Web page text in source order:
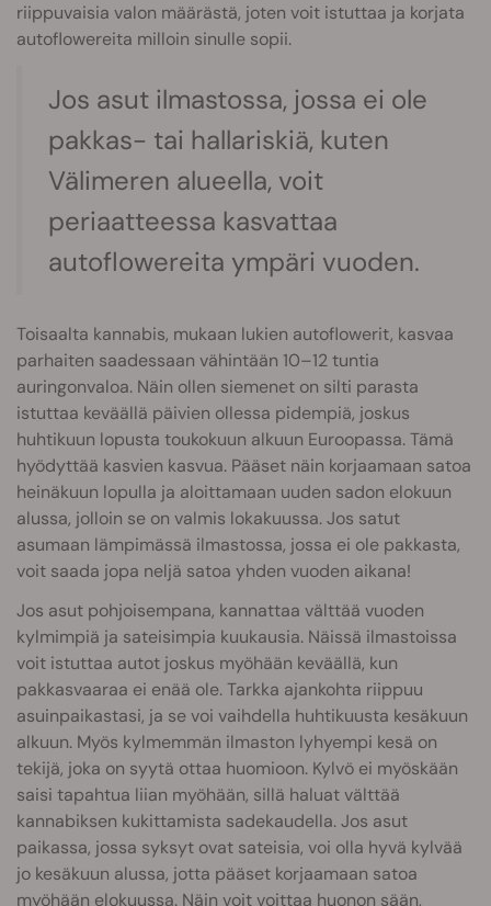
riippuvaisia valon määrästä, joten voit istuttaa ja korjata
autoflowereita milloin sinulle sopii.
Jos asut ilmastossa, jossa ei ole
pakkas- tai hallariskiä, kuten
Välimeren alueella, voit
periaatteessa kasvattaa
autoflowereita ympäri vuoden.
Toisaalta kannabis, mukaan lukien autoflowerit, kasvaa
parhaiten saadessaan vähintään 10–12 tuntia
auringonvaloa. Näin ollen siemenet on silti parasta
istuttaa keväällä päivien ollessa pidempiä, joskus
huhtikuun lopusta toukokuun alkuun Euroopassa. Tämä
hyödyttää kasvien kasvua. Pääset näin korjaamaan satoa
heinäkuun lopulla ja aloittamaan uuden sadon elokuun
alussa, jolloin se on valmis lokakuussa. Jos satut
asumaan lämpimässä ilmastossa, jossa ei ole pakkasta,
voit saada jopa neljä satoa yhden vuoden aikana!
Jos asut pohjoisempana, kannattaa välttää vuoden
kylmimpiä ja sateisimpia kuukausia. Näissä ilmastoissa
voit istuttaa autot joskus myöhään keväällä, kun
pakkasvaaraa ei enää ole. Tarkka ajankohta riippuu
asuinpaikastasi, ja se voi vaihdella huhtikuusta kesäkuun
alkuun. Myös kylmemmän ilmaston lyhyempi kesä on
tekijä, joka on syytä ottaa huomioon. Kylvö ei myöskään
saisi tapahtua liian myöhään, sillä haluat välttää
kannabiksen kukittamista sadekaudella. Jos asut
paikassa, jossa syksyt ovat sateisia, voi olla hyvä kylvää
jo kesäkuun alussa, jotta pääset korjaamaan satoa
myöhään elokuussa. Näin voit voittaa huonon sään,